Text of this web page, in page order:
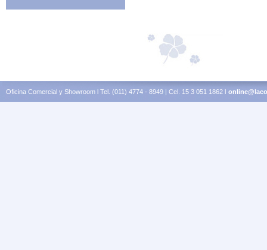
Oficina Comercial y Showroom l Tel. (011) 4774 - 8949 | Cel. 15 3 051 1862 l